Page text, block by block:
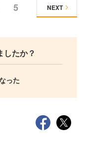
5 NEXT
したか？
った